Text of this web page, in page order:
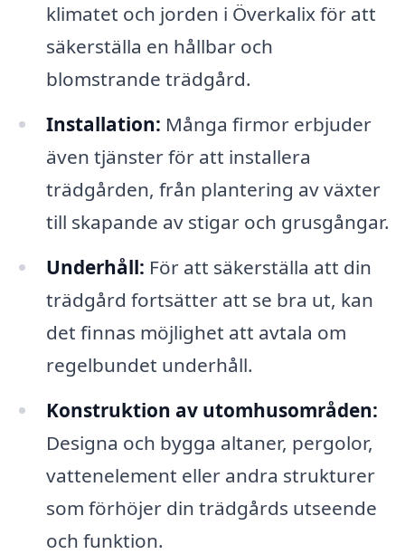
klimatet och jorden i Överkalix för att
säkerställa en hållbar och
blomstrande trädgård.
Installation: Många firmor erbjuder
även tjänster för att installera
trädgården, från plantering av växter
till skapande av stigar och grusgångar.
Underhåll: För att säkerställa att din
trädgård fortsätter att se bra ut, kan
det finnas möjlighet att avtala om
regelbundet underhåll.
Konstruktion av utomhusområden:
Designa och bygga altaner, pergolor,
vattenelement eller andra strukturer
som förhöjer din trädgårds utseende
och funktion.